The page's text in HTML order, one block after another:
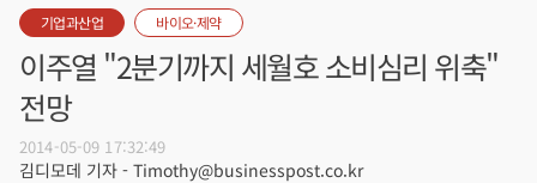
기업과산업 바이오·제약
이주열 "2분기까지 세월호 소비심리 위축"
전망
2014-05-09 17:32:49
김디모데 기자 - Timothy@businesspost.co.kr